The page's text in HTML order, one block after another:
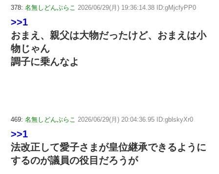
378: 名無しどんぶらこ 2026/06/29(月) 19:36:14.38 ID:gMjcfyPP0
>>1
おまえ、親父は大物だったけど、おまえは小
物じゃん
調子に乗んなよ
469: 名無しどんぶらこ 2026/06/29(月) 20:04:36.95 ID:gblskyXr0
>>1
法改正して愛子さまが皇位継承できるように
するのが議員の役目だろうが